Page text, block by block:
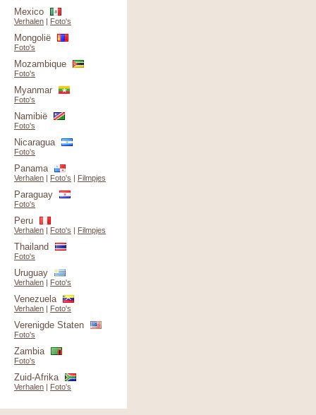
Mexico
Verhalen | Foto's
Mongolië
Foto's
Mozambique
Foto's
Myanmar
Foto's
Namibië
Foto's
Nicaragua
Foto's
Panama
Verhalen | Foto's | Filmpjes
Paraguay
Foto's
Peru
Verhalen | Foto's | Filmpjes
Thailand
Foto's
Uruguay
Verhalen | Foto's
Venezuela
Verhalen | Foto's
Verenigde Staten
Foto's
Zambia
Foto's
Zuid-Afrika
Verhalen | Foto's